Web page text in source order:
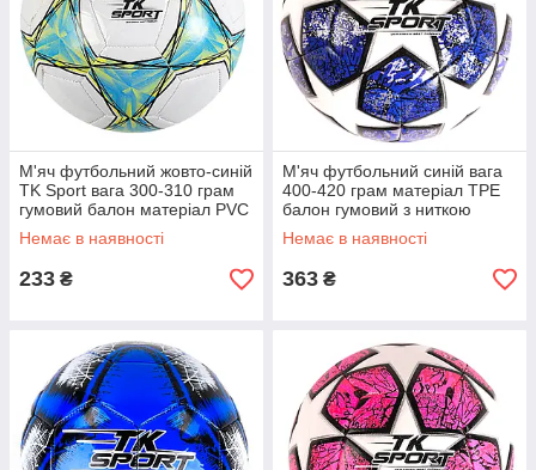
М'яч футбольний жовто-синій
TK Sport вага 300-310 грам
гумовий балон матеріал PVC
розмір №5 (C 62388)
Немає в наявності
233 ₴
М'яч футбольний синій вага
400-420 грам матеріал TPE
балон гумовий з ниткою
розмір №5 (C 50473)
Немає в наявності
363 ₴